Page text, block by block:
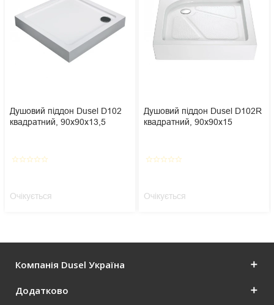
Душовий піддон Dusel D102
квадратний, 90х90х13,5
star_borderstar_borderstar_borderstar_borderstar_border
Очікується
Душовий піддон Dusel D102R
квадратний, 90х90х15
star_borderstar_borderstar_borderstar_borderstar_border
Очікується
Компанія Dusel Україна
Додатково